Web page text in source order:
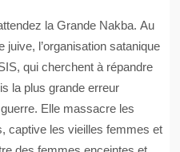
la Grande Nakba. Au
juive, l’organisation satanique
qui cherchent à répandre
la plus grande erreur
Elle massacre les
captive les vieilles femmes et